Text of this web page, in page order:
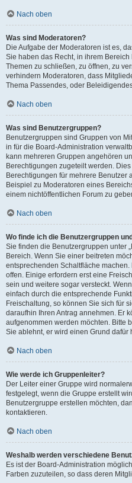
Nach oben
Was sind Moderatoren?
Die Aufgabe der Moderatoren ist es,
Sie haben das Recht, in ihrem
Themen zu schließen, zu öffnen, zu
verhindern Moderatoren, dass
Thema Passendes, oder
Nach oben
Was sind Benutzergruppen?
Benutzergruppen sind Gruppen von
in für die Board-Administration
kann mehreren Gruppen angehören
Berechtigungen zugeteilt werden.
Berechtigungen für mehrere Benutzer
Beispiel zu Moderatoren eines
einem nichtöffentlichen Forum zu
Nach oben
Wo finde ich die Benutzergruppen
Sie finden die Benutzergruppen unter
Bereich. Wenn Sie einer beitreten
entsprechenden Schaltfläche
offen. Einige erfordern erst eine
sein und weitere sogar versteckt.
einfach durch die entsprechende
Freischaltung, so können Sie sich für
daraufhin Ihren Antrag annehmen. Er
aufgenommen werden möchten. Bitte
Sie ablehnt, er wird einen Grund dafür
Nach oben
Wie werde ich Gruppenleiter?
Der Leiter einer Gruppe wird
festgelegt, wenn die Gruppe erstellt
Benutzergruppe erstellen möchten,
kontaktieren.
Nach oben
Weshalb werden verschiedene
Es ist der Board-Administration
Farben zuzuteilen, so dass deren